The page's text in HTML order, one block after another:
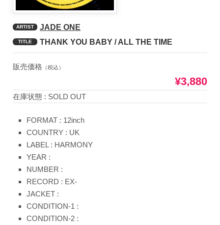
ARTIST JADE ONE
TITLE THANK YOU BABY / ALL THE TIME
販売価格 （税込）
¥3,880
在庫状態 : SOLD OUT
FORMAT : 12inch
COUNTRY : UK
LABEL : HARMONY
YEAR :
NUMBER :
RECORD : EX-
JACKET :
CONDITION-1 :
CONDITION-2 :